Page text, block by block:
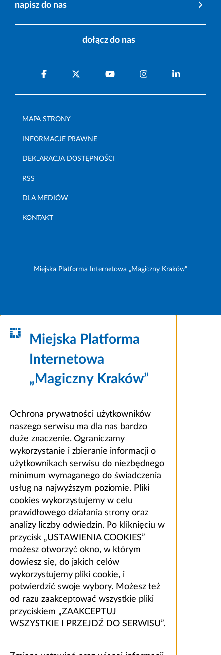
napisz do nas
dołącz do nas
MAPA STRONY
INFORMACJE PRAWNE
DEKLARACJA DOSTĘPNOŚCI
RSS
DLA MEDIÓW
KONTAKT
Miejska Platforma Internetowa „Magiczny Kraków”
Miejska Platforma
Internetowa
„Magiczny Kraków”
Ochrona prywatności użytkowników
naszego serwisu ma dla nas bardzo
duże znaczenie. Ograniczamy
wykorzystanie i zbieranie informacji o
użytkownikach serwisu do niezbędnego
minimum wymaganego do świadczenia
usług na najwyższym poziomie. Pliki
cookies wykorzystujemy w celu
prawidłowego działania strony oraz
analizy liczby odwiedzin. Po kliknięciu w
przycisk „USTAWIENIA COOKIES”
możesz otworzyć okno, w którym
dowiesz się, do jakich celów
wykorzystujemy pliki cookie, i
potwierdzić swoje wybory. Możesz też
od razu zaakceptować wszystkie pliki
przyciskiem „ZAAKCEPTUJ
WSZYSTKIE I PRZEJDŹ DO SERWISU”.